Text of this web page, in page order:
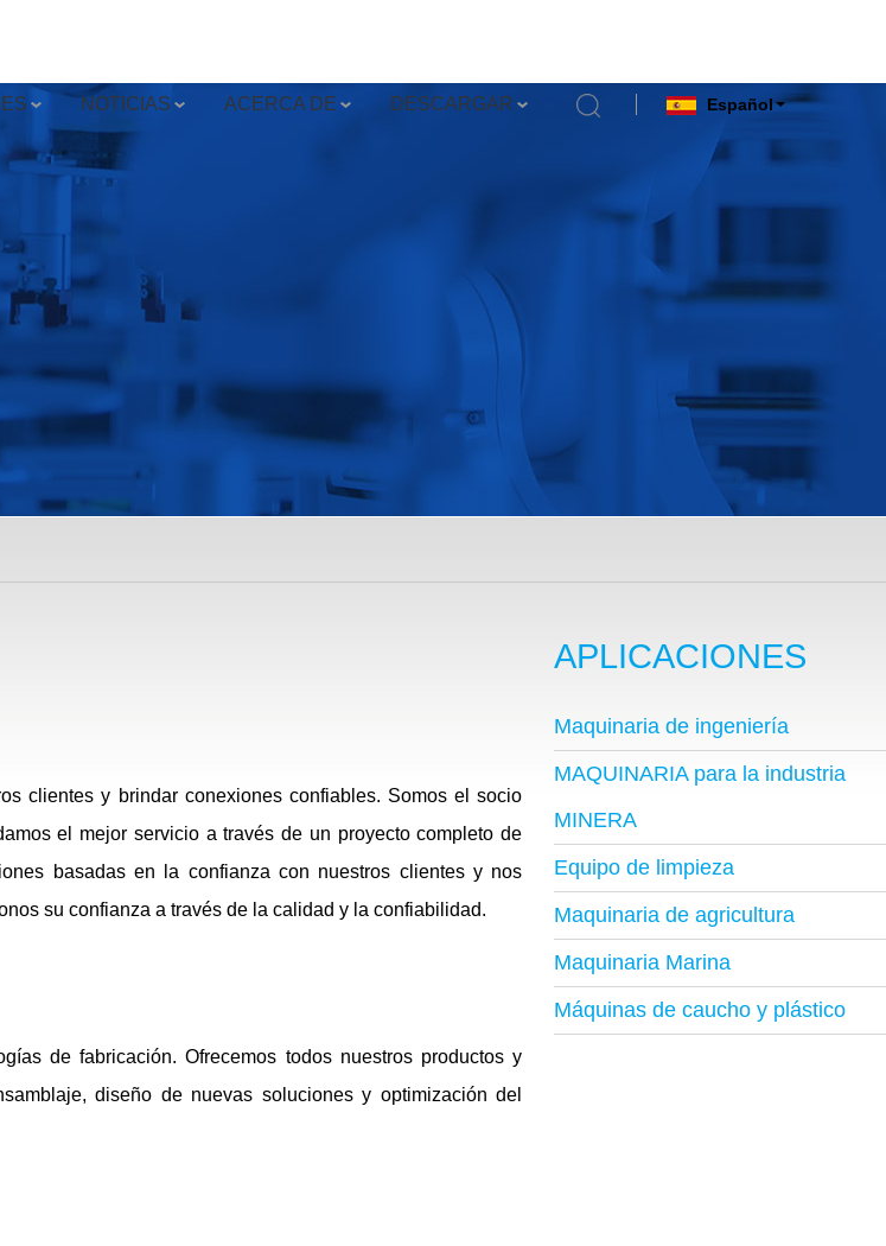
NOTICIAS ACERCA DE DESCARGAR Español
APLICACIONES
Maquinaria de ingeniería
MAQUINARIA para la industria
MINERA
Equipo de limpieza
Maquinaria de agricultura
Maquinaria Marina
Máquinas de caucho y plástico
clientes y brindar conexiones confiables. Somos el socio
el mejor servicio a través de un proyecto completo de
basadas en la confianza con nuestros clientes y nos
su confianza a través de la calidad y la confiabilidad.
de fabricación. Ofrecemos todos nuestros productos y
diseño de nuevas soluciones y optimización del